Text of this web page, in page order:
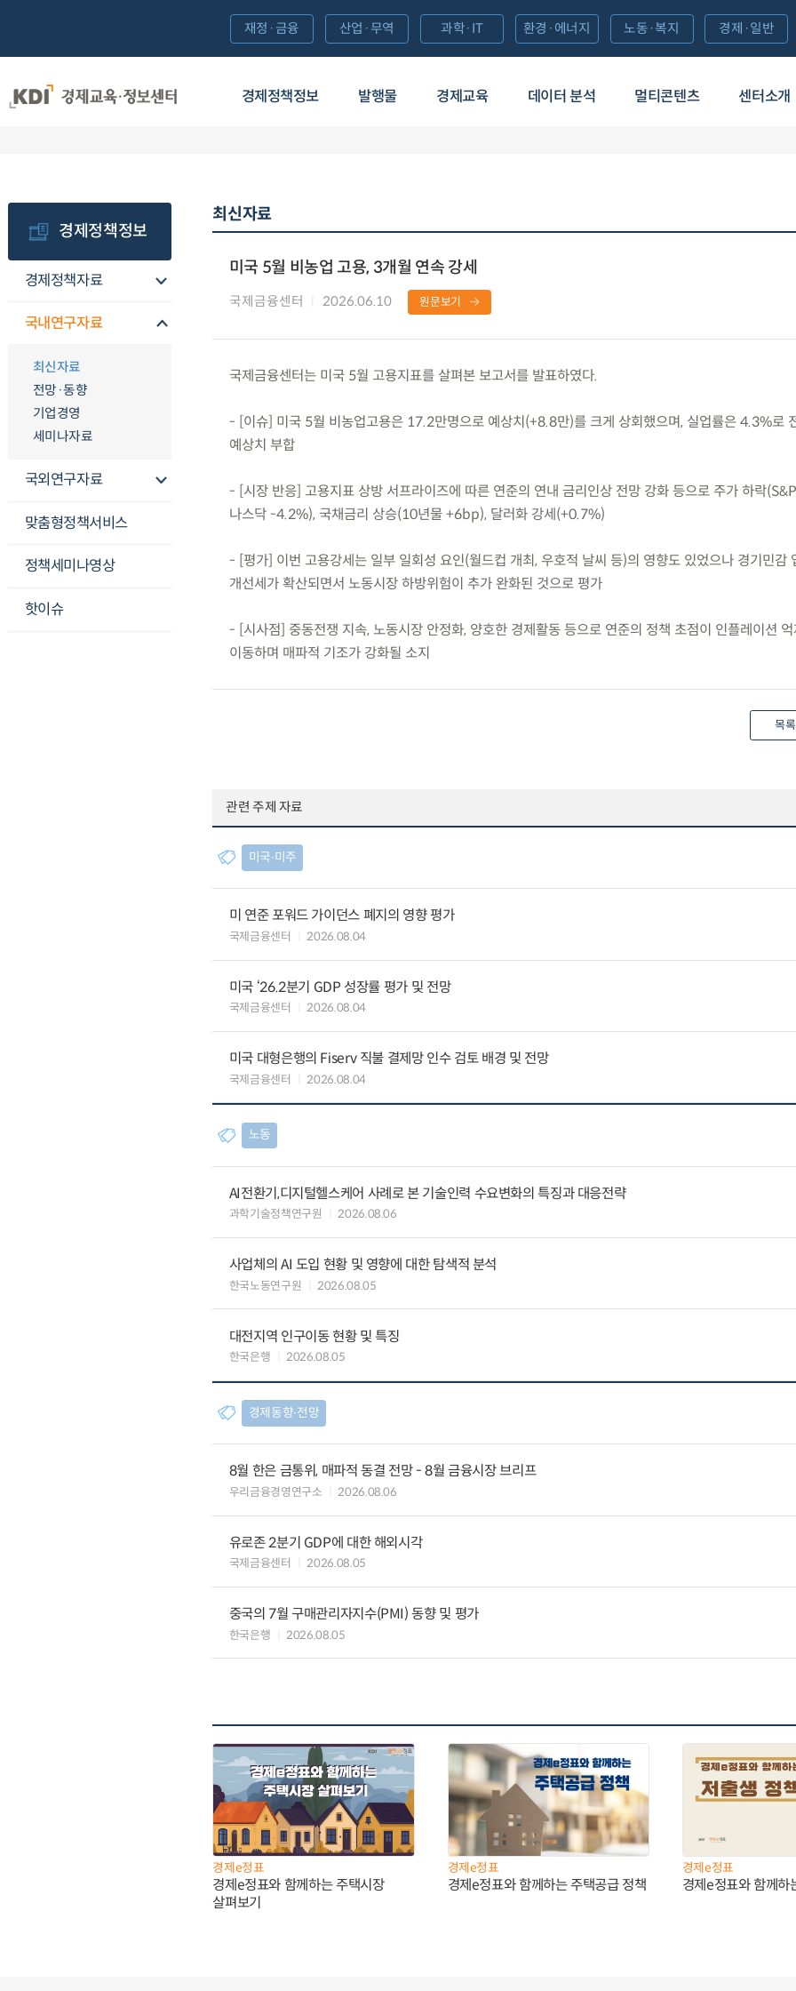
경제정책정보 발행물 경제교육 데이터 분석 멀티콘텐츠 센터소개
재정·금융 산업·무역 과학·IT 환경·에너지 노동·복지 경제·일반
경제정책정보
경제정책자료
국내연구자료
최신자료
전망·동향
기업경영
세미나자료
국외연구자료
맞춤형정책서비스
정책세미나영상
핫이슈
최신자료
미국 5월 비농업 고용, 3개월 연속 강세
국제금융센터 2026.06.10 원문보기
국제금융센터는 미국 5월 고용지표를 살펴본 보고서를 발표하였다.
- [이슈] 미국 5월 비농업고용은 17.2만명으로 예상치(+8.8만)를 크게 상회했으며, 실업률은 4.3%로
예상치 부합
- [시장 반응] 고용지표 상방 서프라이즈에 따른 연준의 연내 금리인상 전망 강화 등으로 주가 하락
나스닥 -4.2%), 국채금리 상승(10년물 +6bp), 달러화 강세(+0.7%)
- [평가] 이번 고용강세는 일부 일회성 요인(월드컵 개최, 우호적 날씨 등)의 영향도 있었으나 경기민감
개선세가 확산되면서 노동시장 하방위험이 추가 완화된 것으로 평가
- [시사점] 중동전쟁 지속, 노동시장 안정화, 양호한 경제활동 등으로 연준의 정책 초점이 인플레이션
이동하며 매파적 기조가 강화될 소지
목
관련 주제 자료
미국∙미주
미 연준 포워드 가이던스 폐지의 영향 평가
국제금융센터 2026.08.04
미국 ‘26.2분기 GDP 성장률 평가 및 전망
국제금융센터 2026.08.04
미국 대형은행의 Fiserv 직불 결제망 인수 검토 배경 및 전망
국제금융센터 2026.08.04
노동
AI전환기,디지털헬스케어 사례로 본 기술인력 수요변화의 특징과 대응전략
과학기술정책연구원 2026.08.06
사업체의 AI 도입 현황 및 영향에 대한 탐색적 분석
한국노동연구원 2026.08.05
대전지역 인구이동 현황 및 특징
한국은행 2026.08.05
경제동향∙전망
8월 한은 금통위, 매파적 동결 전망 - 8월 금융시장 브리프
우리금융경영연구소 2026.08.06
유로존 2분기 GDP에 대한 해외시각
국제금융센터 2026.08.05
중국의 7월 구매관리자지수(PMI) 동향 및 평가
한국은행 2026.08.05
경제e정표
경제e정표와 함께하는 주택시장
살펴보기
경제e정표
경제e정표와 함께하는 주택공급 정책
경제e정표
경제e정표와 함께하